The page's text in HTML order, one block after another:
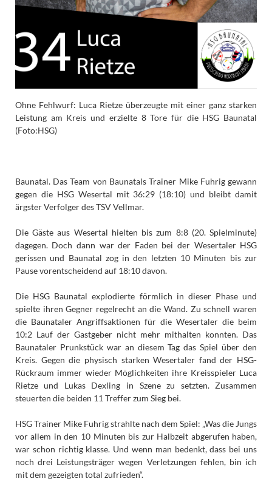
Ohne Fehlwurf: Luca Rietze überzeugte mit einer ganz starken
Leistung am Kreis und erzielte 8 Tore für die HSG Baunatal
(Foto:HSG)
Baunatal. Das Team von Baunatals Trainer Mike Fuhrig gewann
gegen die HSG Wesertal mit 36:29 (18:10) und bleibt damit
ärgster Verfolger des TSV Vellmar.
Die Gäste aus Wesertal hielten bis zum 8:8 (20. Spielminute)
dagegen. Doch dann war der Faden bei der Wesertaler HSG
gerissen und Baunatal zog in den letzten 10 Minuten bis zur
Pause vorentscheidend auf 18:10 davon.
Die HSG Baunatal explodierte förmlich in dieser Phase und
spielte ihren Gegner regelrecht an die Wand. Zu schnell waren
die Baunataler Angriffsaktionen für die Wesertaler die beim
10:2 Lauf der Gastgeber nicht mehr mithalten konnten. Das
Baunataler Prunkstück war an diesem Tag das Spiel über den
Kreis. Gegen die physisch starken Wesertaler fand der HSG-
Rückraum immer wieder Möglichkeiten ihre Kreisspieler Luca
Rietze und Lukas Dexling in Szene zu setzten. Zusammen
steuerten die beiden 11 Treffer zum Sieg bei.
HSG Trainer Mike Fuhrig strahlte nach dem Spiel: „Was die Jungs
vor allem in den 10 Minuten bis zur Halbzeit abgerufen haben,
war schon richtig klasse. Und wenn man bedenkt, dass bei uns
noch drei Leistungsträger wegen Verletzungen fehlen, bin ich
mit dem gezeigten total zufrieden“.